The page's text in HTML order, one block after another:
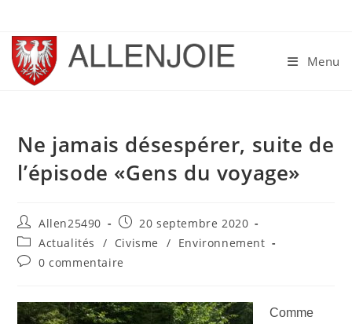
content
Menu
Ne jamais désespérer, suite de
l’épisode «Gens du voyage»
Auteur/autrice
de
la
publication :
Allen25490
Publication
publiée :
20 septembre 2020
Post
category:
Actualités / Civisme / Environnement
Commentaires
publication :
0 commentaire
Comme